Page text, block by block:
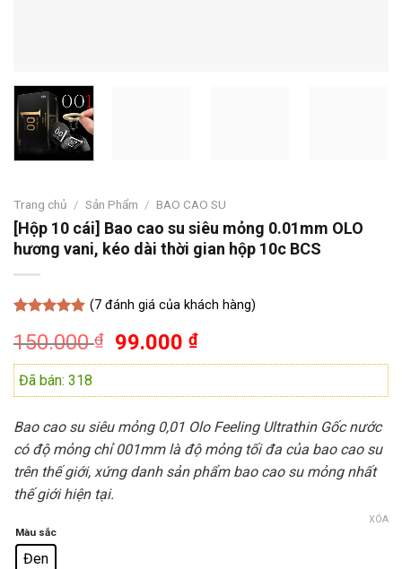
Trang chủ / Sản Phẩm / BAO CAO SU
[Hộp 10 cái] Bao cao su siêu mỏng 0.01mm OLO
hương vani, kéo dài thời gian hộp 10c BCS
dựa trên
(7đánh giá của khách hàng)
150.000₫ 99.000₫
Đã bán: 318
Bao cao su siêu mỏng 0,01 Olo Feeling Ultrathin Gốc nước
có độ mỏng chỉ 001mm là độ mỏng tối đa của bao cao su
trên thế giới, xứng danh sản phẩm bao cao su mỏng nhất
thế giới hiện tại.
Màu sắc
Đen
XÓA